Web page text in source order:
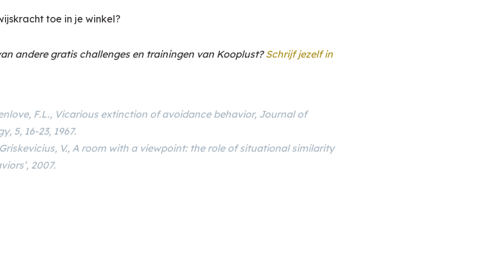
toe in je winkel?
andere gratis challenges en trainingen van Kooplust?Schrijf jezelf in
F.L., Vicarious extinction of avoidance behavior, Journal of
5, 16-23, 1967.
V., A room with a viewpoint: the role of situational similarity
2007.